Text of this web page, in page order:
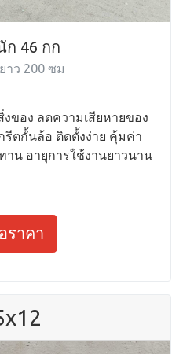
ก 46 กก
าว 200 ซม
ของ ลดความเสียหายของ
ตกั้นล้อ ติดตั้งง่าย คุ้มค่า
าน อายุการใช้งานยาวนาน
ราคา